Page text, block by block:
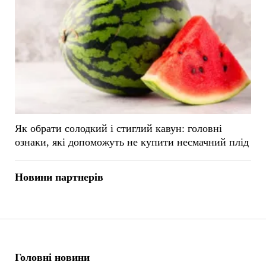
Головні новини
Як обрати солодкий і стиглий кавун: головні
ознаки, які допоможуть не купити несмачний плід
Новини партнерів